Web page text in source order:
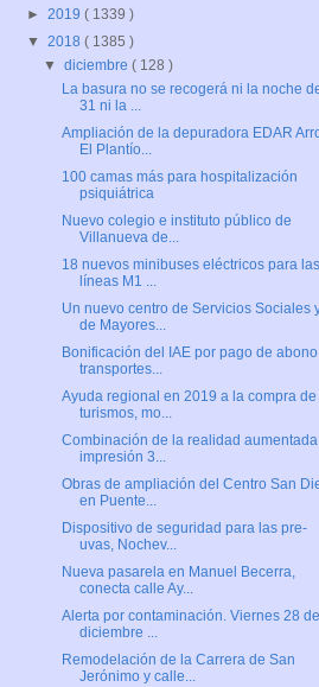
► 2019 ( 1339 )
▼ 2018 ( 1385 )
▼diciembre( 128 )
La basura no se recogerá ni la noche
31 ni la ...
Ampliación de la depuradora EDAR
El Plantío...
100 camas más para hospitalización
psiquiátrica
Nuevo colegio e instituto público de
Villanueva de...
18 nuevos minibuses eléctricos para las
líneas M1 ...
Un nuevo centro de Servicios Sociales
de Mayores...
Bonificación del IAE por pago de abono
transportes...
Ayuda regional en 2019 a la compra de
turismos, mo...
Combinación de la realidad aumentada
impresión 3...
Obras de ampliación del Centro San
en Puente...
Dispositivo de seguridad para las pre-
uvas, Nochev...
Nueva pasarela en Manuel Becerra,
conecta calle Ay...
Alerta por contaminación. Viernes 28 de
diciembre ...
Remodelación de la Carrera de San
Jerónimo y calle...